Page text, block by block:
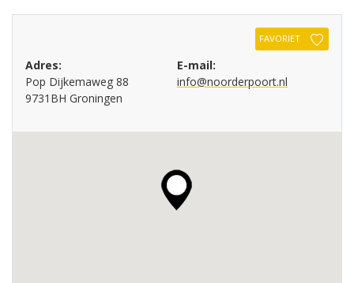
FAVORIET
Adres:
Pop Dijkemaweg 88
9731BH Groningen
E-mail:
info@noorderpoort.nl